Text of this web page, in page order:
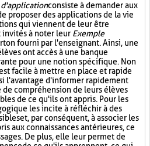
d'applicationconsiste à demander aux
proposer des applications de la vie
qui viennent de leur être
invités à noter leur Exemple
fourni par l'enseignant. Ainsi, une
ont accès à une banque
pour une notion spécifique. Non
facile à mettre en place et rapide
l'avantage d'informer rapidement
de compréhension de leurs élèves
de ce qu'ils ont appris. Pour les
les incite à réfléchir à des
et, par conséquent, à associer les
aux connaissances antérieures, ce
De plus, elle leur permet de